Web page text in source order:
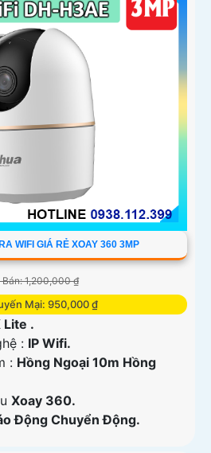
WIFI GIÁ RẺ XOAY 360 3MP
Bán: 1,200,000 ₫
Mại: 950,000 ₫
Lite .
: IP Wifi.
: Hồng Ngoại 10m Hồng
Xoay 360.
Động Chuyển Động.